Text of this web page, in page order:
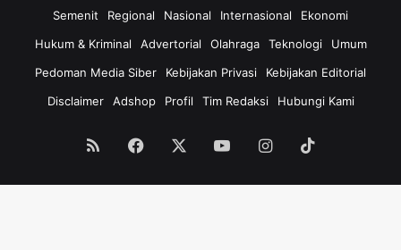
Semenit Regional Nasional Internasional
Ekonomi
Hukum & Kriminal
Advertorial Olahraga Teknologi
Umum
Pedoman Media Siber
Kebijakan Privasi
Kebijakan Editorial
Disclaimer
Adshop Profil Tim Redaksi Hubungi Kami
RSS Facebook YouTubeInstagram